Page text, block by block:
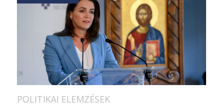
POLITIKAI ELEMZÉSEK